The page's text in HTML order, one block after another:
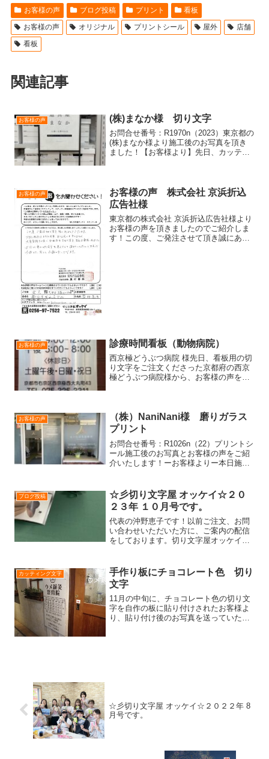
お客様の声 ブログ投稿 プリント
看板
お客様の声
オリジナル プリントシール 屋外
店舗
看板
関連記事
お客様の声 (株)まなか様 切り文字
お問合せ番号：R1970n（2023）東京都の
(株)まなか様より施工後のお写真を頂き
ました！【お客様より】先日、カッティ
真は本社です...
お客様の声
お客様の声 株式会社 京浜折込
広告社様
東京都の株式会社 京浜折込広告社様より
お客様の声を頂きましたのでご紹介しま
す！この度、ご発注させて頂き誠にあり
お客様の声 診療時間看板（動物病院）
西京極どうぶつ病院 様先日、看板用の切
り文字をご注文くださった京都府の西京
極どうぶつ病院様から、お客様の声を送
が、説明書を参考にして何...
お客様の声
（株）NaniNani様 磨りガラス
プリント
お問合せ番号：R1026n（22）プリントシ
ール施工後のお写真とお客様の声をご紹
介いたします！ーお客様よりー本日施工
——————————————————
—-+磨りガラス白インクプリント...
ブログ投稿
☆彡切り文字屋 オッケイ☆２０
２３年 １０月号です。
代表の沖野恵子です！以前ご注文、お問
い合わせいただいた方に、ご案内の配信
をしております。切り文字屋オッケイの
す。．．．━━━☆．．．
━━━☆．．．━━━☆．．．
━━━☆（１）...
カッティング文字
手作り板にチョコレート色 切り
文字
11月の中旬に、チョコレート色の切り文
字を自作の板に貼り付けされたお客様よ
り、貼り付け後のお写真を送っていただ
☆彡切り文字屋 オッケイ☆２０２２年 8
月号です。